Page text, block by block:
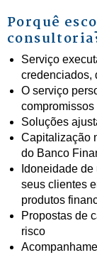
Porquê
Serviço
credenciados,
O serviço
Soluções
Capitalização
do Banco
Idoneidade
seus clientes
produtos
Propostas de
risco